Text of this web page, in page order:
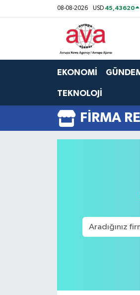
08-08-2026 USD 45,43620
EKONOMİ
TEKNOLOJİ
FIRMA
Nöbetçi Eczaneler
Namaz Vakitleri
Trafik Durumu
Süper Lig Puan Durumu ve